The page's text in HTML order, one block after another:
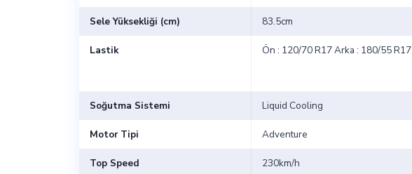
Sele Yüksekliği (cm) 83.5cm
Lastik Ön : 120/70 R17 Arka : 180/55 R17
Soğutma Sistemi Liquid Cooling
Motor Tipi Adventure
Top Speed 230km/h